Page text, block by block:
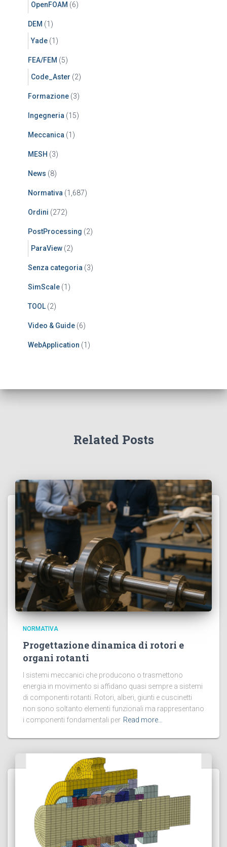
OpenFOAM (6)
DEM (1)
Yade (1)
FEA/FEM (5)
Code_Aster (2)
Formazione (3)
Ingegneria (15)
Meccanica (1)
MESH (3)
News (8)
Normativa (1,687)
Ordini (272)
PostProcessing (2)
ParaView (2)
Senza categoria (3)
SimScale (1)
TOOL (2)
Video & Guide (6)
WebApplication (1)
Related Posts
NORMATIVA
Progettazione dinamica di rotori e
organi rotanti
I sistemi meccanici che producono o trasmettono
energia in movimento si affidano quasi sempre a sistemi
di componenti rotanti. Rotori, alberi, giunti e cuscinetti
non sono soltanto elementi funzionali ma rappresentano
i componenti fondamentali per Read more…